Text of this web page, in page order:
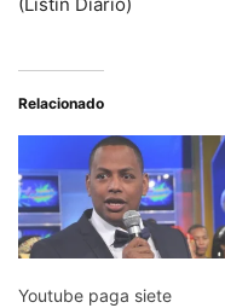
Relacionado
Youtube paga siete